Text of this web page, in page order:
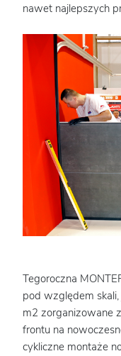
nawet najlepszych
Tegoroczna
pod względem
m2 zorganizowane
frontu na
cykliczne montaże